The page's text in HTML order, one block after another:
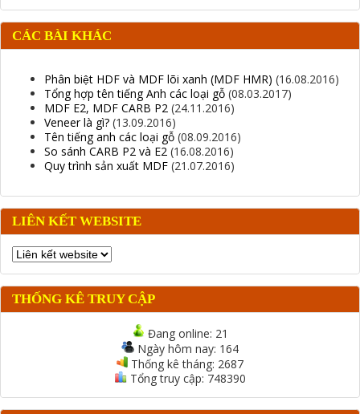
CÁC BÀI KHÁC
Phân biệt HDF và MDF lõi xanh (MDF HMR) (16.08.2016)
Tổng hợp tên tiếng Anh các loại gỗ (08.03.2017)
MDF E2, MDF CARB P2 (24.11.2016)
Veneer là gì? (13.09.2016)
Tên tiếng anh các loại gỗ (08.09.2016)
So sánh CARB P2 và E2 (16.08.2016)
Quy trình sản xuất MDF (21.07.2016)
LIÊN KẾT WEBSITE
THỐNG KÊ TRUY CẬP
Đang online: 21
Ngày hôm nay: 164
Thống kê tháng: 2687
Tổng truy cập: 748390